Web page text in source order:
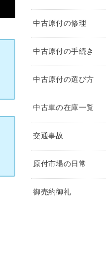
中古原付の修理
中古原付の手続き
中古原付の選び方
中古車の在庫一覧
交通事故
原付市場の日常
御売約御礼